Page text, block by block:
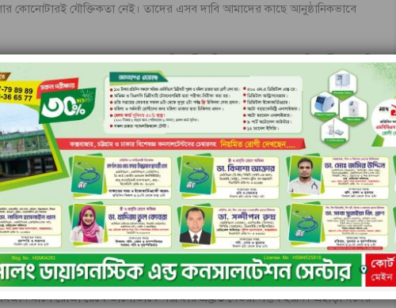
কোনোটারই যৌক্তিকতা নেই। তাদের এসব দাবি আমাদের কাছে আনুষ্ঠানিকভাবে
যে তথ্য রয়েছে তাতে প্রায় সব শিক্ষার্থী পরীক্ষা দেওয়ার পক্ষে। শিক্ষার্থী নামধারী
ষড়যন্ত্র করছে।
দিয়ে পরীক্ষার প্রস্তুতি গ্রহণ করার জন্য অনুরোধ জানান এ পরীক্ষা নিয়ন্ত্রক।
এসএসসি পরীক্ষা শুরু হবে সে ঘোষণা আরও ৮-৯ মাস আগে দেওয়া হয়। সে মোতাবেক
করে। পরীক্ষা শুরুর এক সপ্তাহ আগে পরীক্ষার পেছানোর দাবি শুধু অযৌক্তিক নয় এটা
বা অস্থিরতা তৈরি না হলে সাধারণত পরীক্ষার পেছানোর কোনো সুযোগ নেই।
দুই দফা দাবি তুলে ধরেন একদল শিক্ষার্থী। তাদের দাবিগুলো হলো- পরীক্ষা
দিন বন্ধ দেওয়া।
মাসে রোজা রেখে ভালোভাবে পরীক্ষার প্রস্তুতি নেওয়া সম্ভব হয়নি। এছাড়া ঈদের